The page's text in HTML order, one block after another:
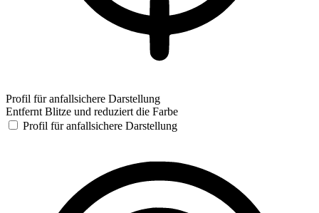
Profil für anfallsichere Darstellung
Entfernt Blitze und reduziert die Farbe
Profil für anfallsichere Darstellung